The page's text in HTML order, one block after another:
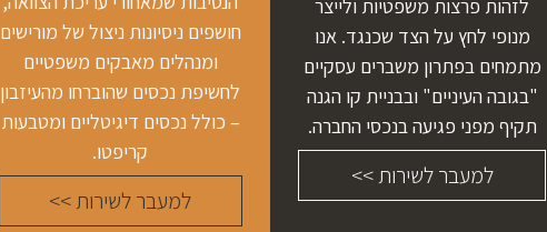
לזהות פרצות משפטיות ולייצר
מנופי לחץ על הצד שכנגד. אנו
מתמחים בפתרון משברים עסקיים
"בגובה העיניים" ובבניית קו הגנה
תקיף מפני פגיעה בנכסי החברה.
למעבר לשירות >>
חושפים ניסיונות ניצול של מורישים
ומנהלים מאבקים משפטיים
לחשיפת נכסים שהוברחו מהעיזבון
– כולל נכסים דיגיטליים ומטבעות
קריפטו.
למעבר לשירות >>